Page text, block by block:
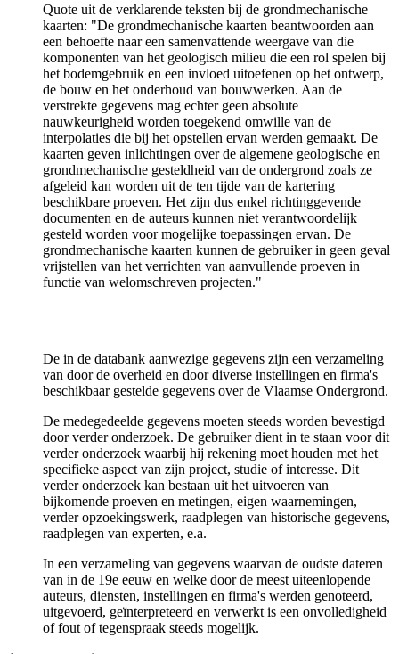
Quote uit de verklarende teksten bij de grondmechanische
kaarten: "De grondmechanische kaarten beantwoorden aan
een behoefte naar een samenvattende weergave van die
komponenten van het geologisch milieu die een rol spelen bij
het bodemgebruik en een invloed uitoefenen op het ontwerp,
de bouw en het onderhoud van bouwwerken. Aan de
verstrekte gegevens mag echter geen absolute
nauwkeurigheid worden toegekend omwille van de
interpolaties die bij het opstellen ervan werden gemaakt. De
kaarten geven inlichtingen over de algemene geologische en
grondmechanische gesteldheid van de ondergrond zoals ze
afgeleid kan worden uit de ten tijde van de kartering
beschikbare proeven. Het zijn dus enkel richtinggevende
documenten en de auteurs kunnen niet verantwoordelijk
gesteld worden voor mogelijke toepassingen ervan. De
grondmechanische kaarten kunnen de gebruiker in geen geval
vrijstellen van het verrichten van aanvullende proeven in
functie van welomschreven projecten."
De in de databank aanwezige gegevens zijn een verzameling
van door de overheid en door diverse instellingen en firma's
beschikbaar gestelde gegevens over de Vlaamse Ondergrond.
De medegedeelde gegevens moeten steeds worden bevestigd
door verder onderzoek. De gebruiker dient in te staan voor dit
verder onderzoek waarbij hij rekening moet houden met het
specifieke aspect van zijn project, studie of interesse. Dit
verder onderzoek kan bestaan uit het uitvoeren van
bijkomende proeven en metingen, eigen waarnemingen,
verder opzoekingswerk, raadplegen van historische gegevens,
raadplegen van experten, e.a.
In een verzameling van gegevens waarvan de oudste dateren
van in de 19e eeuw en welke door de meest uiteenlopende
auteurs, diensten, instellingen en firma's werden genoteerd,
uitgevoerd, geïnterpreteerd en verwerkt is een onvolledigheid
of fout of tegenspraak steeds mogelijk.